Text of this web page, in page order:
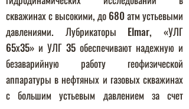
скважинах с высокими, до 680 атм устьевыми
давлениями. Лубрикаторы Elmar, «УЛГ
65х35» и УЛГ 35 обеспечивают надежную и
безаварийную работу геофизической
аппаратуры в нефтяных и газовых скважинах
с большим устьевым давлением за счет